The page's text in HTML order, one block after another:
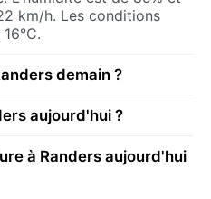
km/h. Les conditions
demain ?
aujourd'hui ?
à Randers aujourd'hui